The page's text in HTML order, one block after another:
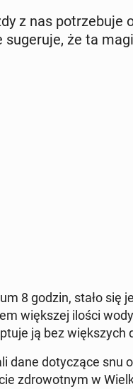
z nas
su­ge­ru­je, że ta
8 godzin, stało się
więk­szej ilości
ją bez więk­szych
dane do­ty­czą­ce snu
zdro­wot­nym w